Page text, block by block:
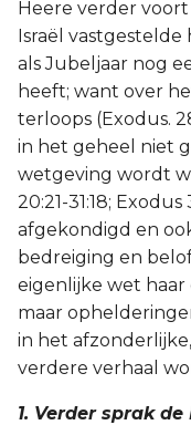
Romeinen
1 Korinthe
2 Korinthe
Galaten
Éfeze
Filippenzen
Kolossenzen
Heere verder
Israël vastgestelde
als Jubeljaar nog
heeft; want over
terloops (Exodus.
in het geheel niet
wetgeving wordt
20:21-31:18;
afgekondigd en
bedreiging en
eigenlijke wet
maar
in het
verdere verhaal
1. Verder sprak